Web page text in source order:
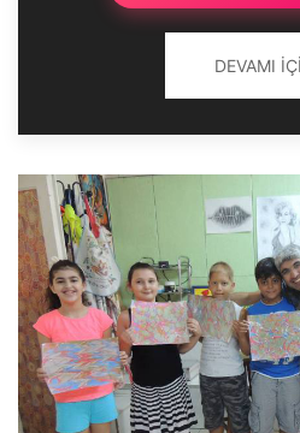
DEVAMI